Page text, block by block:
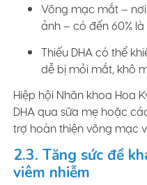
Võng mạc mắt –
ảnh – có đến 60% là
Thiếu DHA có thể
dễ bị mỏi mắt, khô
Hiệp hội Nhãn khoa Hoa
DHA qua sữa mẹ hoặc
trợ hoàn thiện võng mạc
2.3. Tăng sức đề
viêm nhiễm